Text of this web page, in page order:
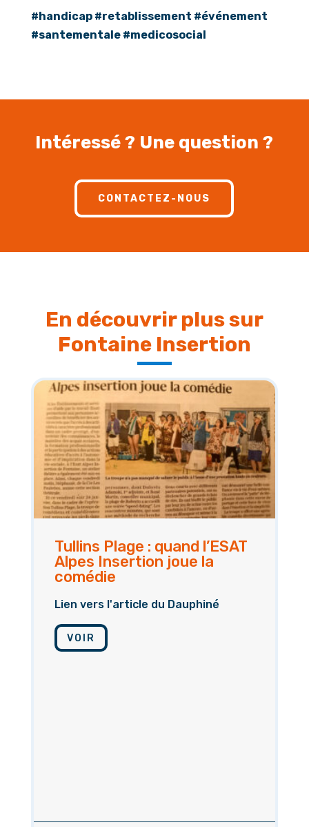
#handicap #retablissement #événement
#santementale #medicosocial
Intéressé ? Une question ?
CONTACTEZ-NOUS
En découvrir plus sur
Fontaine Insertion
Tullins Plage : quand l’ESAT
Alpes Insertion joue la
comédie
Lien vers l'article du Dauphiné
VOIR